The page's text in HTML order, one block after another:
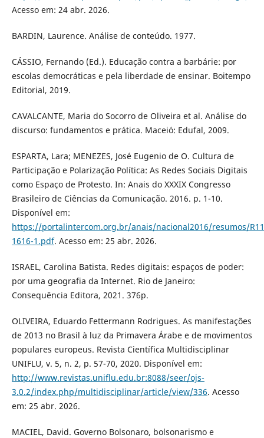
Acesso em: 24 abr. 2026.
BARDIN, Laurence. Análise de conteúdo. 1977.
CÁSSIO, Fernando (Ed.). Educação contra a barbárie: por
escolas democráticas e pela liberdade de ensinar. Boitempo
Editorial, 2019.
CAVALCANTE, Maria do Socorro de Oliveira et al. Análise do
discurso: fundamentos e prática. Maceió: Edufal, 2009.
ESPARTA, Lara; MENEZES, José Eugenio de O. Cultura de
Participação e Polarização Política: As Redes Sociais Digitais
como Espaço de Protesto. In: Anais do XXXIX Congresso
Brasileiro de Ciências da Comunicação. 2016. p. 1-10.
Disponível em:
https://portalintercom.org.br/anais/nacional2016/resumos/
1616-1.pdf. Acesso em: 25 abr. 2026.
ISRAEL, Carolina Batista. Redes digitais: espaços de poder:
por uma geografia da Internet. Rio de Janeiro:
Consequência Editora, 2021. 376p.
OLIVEIRA, Eduardo Fettermann Rodrigues. As manifestações
de 2013 no Brasil à luz da Primavera Árabe e de movimentos
populares europeus. Revista Científica Multidisciplinar
UNIFLU, v. 5, n. 2, p. 57-70, 2020. Disponível em:
http://www.revistas.uniflu.edu.br:8088/seer/ojs-
3.0.2/index.php/multidisciplinar/article/view/336. Acesso
em: 25 abr. 2026.
MACIEL, David. Governo Bolsonaro, bolsonarismo e